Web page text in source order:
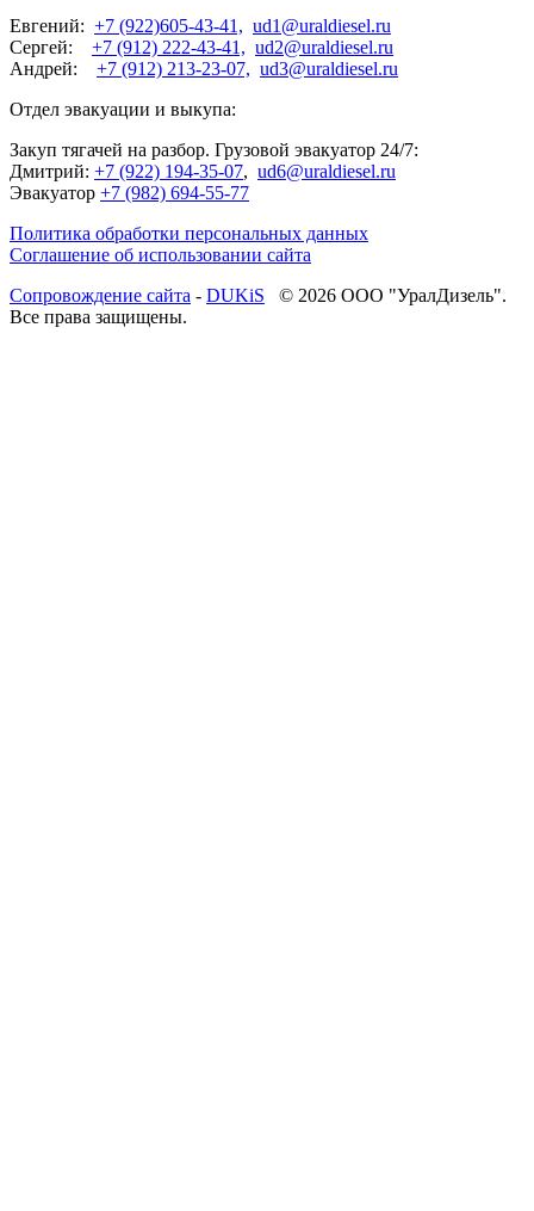
Евгений: +7 (922)605-43-41, ud1@uraldiesel.ru
Сергей: +7 (912) 222-43-41, ud2@uraldiesel.ru
Андрей: +7 (912) 213-23-07, ud3@uraldiesel.ru
Отдел эвакуации и выкупа:
Закуп тягачей на разбор. Грузовой эвакуатор 24/7:
Дмитрий: +7 (922) 194-35-07, ud6@uraldiesel.ru
Эвакуатор +7 (982) 694-55-77
Политика обработки персональных данных
Соглашение об использовании сайта
Cопровождение сайта - DUKiS © 2026 ООО "УралДизель".
Все права защищены.